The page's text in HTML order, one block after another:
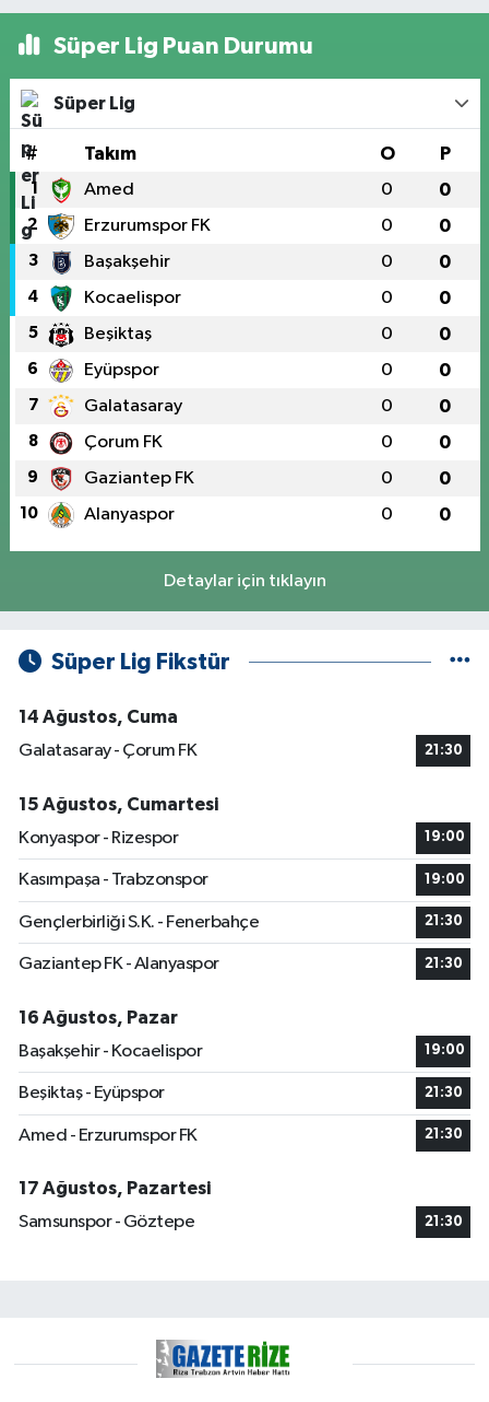
Süper Lig Puan Durumu
Süper Lig
# Takım O P
1 Amed 0 0
2 Erzurumspor FK 0 0
3 Başakşehir 0 0
4 Kocaelispor 0 0
5 Beşiktaş 0 0
6 Eyüpspor 0 0
7 Galatasaray 0 0
8 Çorum FK 0 0
9 Gaziantep FK 0 0
10 Alanyaspor 0 0
Detaylar için tıklayın
Süper Lig Fikstür
14 Ağustos, Cuma
Galatasaray - Çorum FK
21:30
15 Ağustos, Cumartesi
Konyaspor - Rizespor
19:00
Kasımpaşa - Trabzonspor 19:00
Gençlerbirliği S.K. - Fenerbahçe 21:30
Gaziantep FK - Alanyaspor 21:30
16 Ağustos, Pazar
Başakşehir - Kocaelispor
19:00
Beşiktaş - Eyüpspor 21:30
Amed - Erzurumspor FK 21:30
17 Ağustos, Pazartesi
Samsunspor - Göztepe
21:30